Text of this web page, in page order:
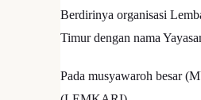
Berdirinya organisasi
Timur dengan nama
Pada musyawaroh besar